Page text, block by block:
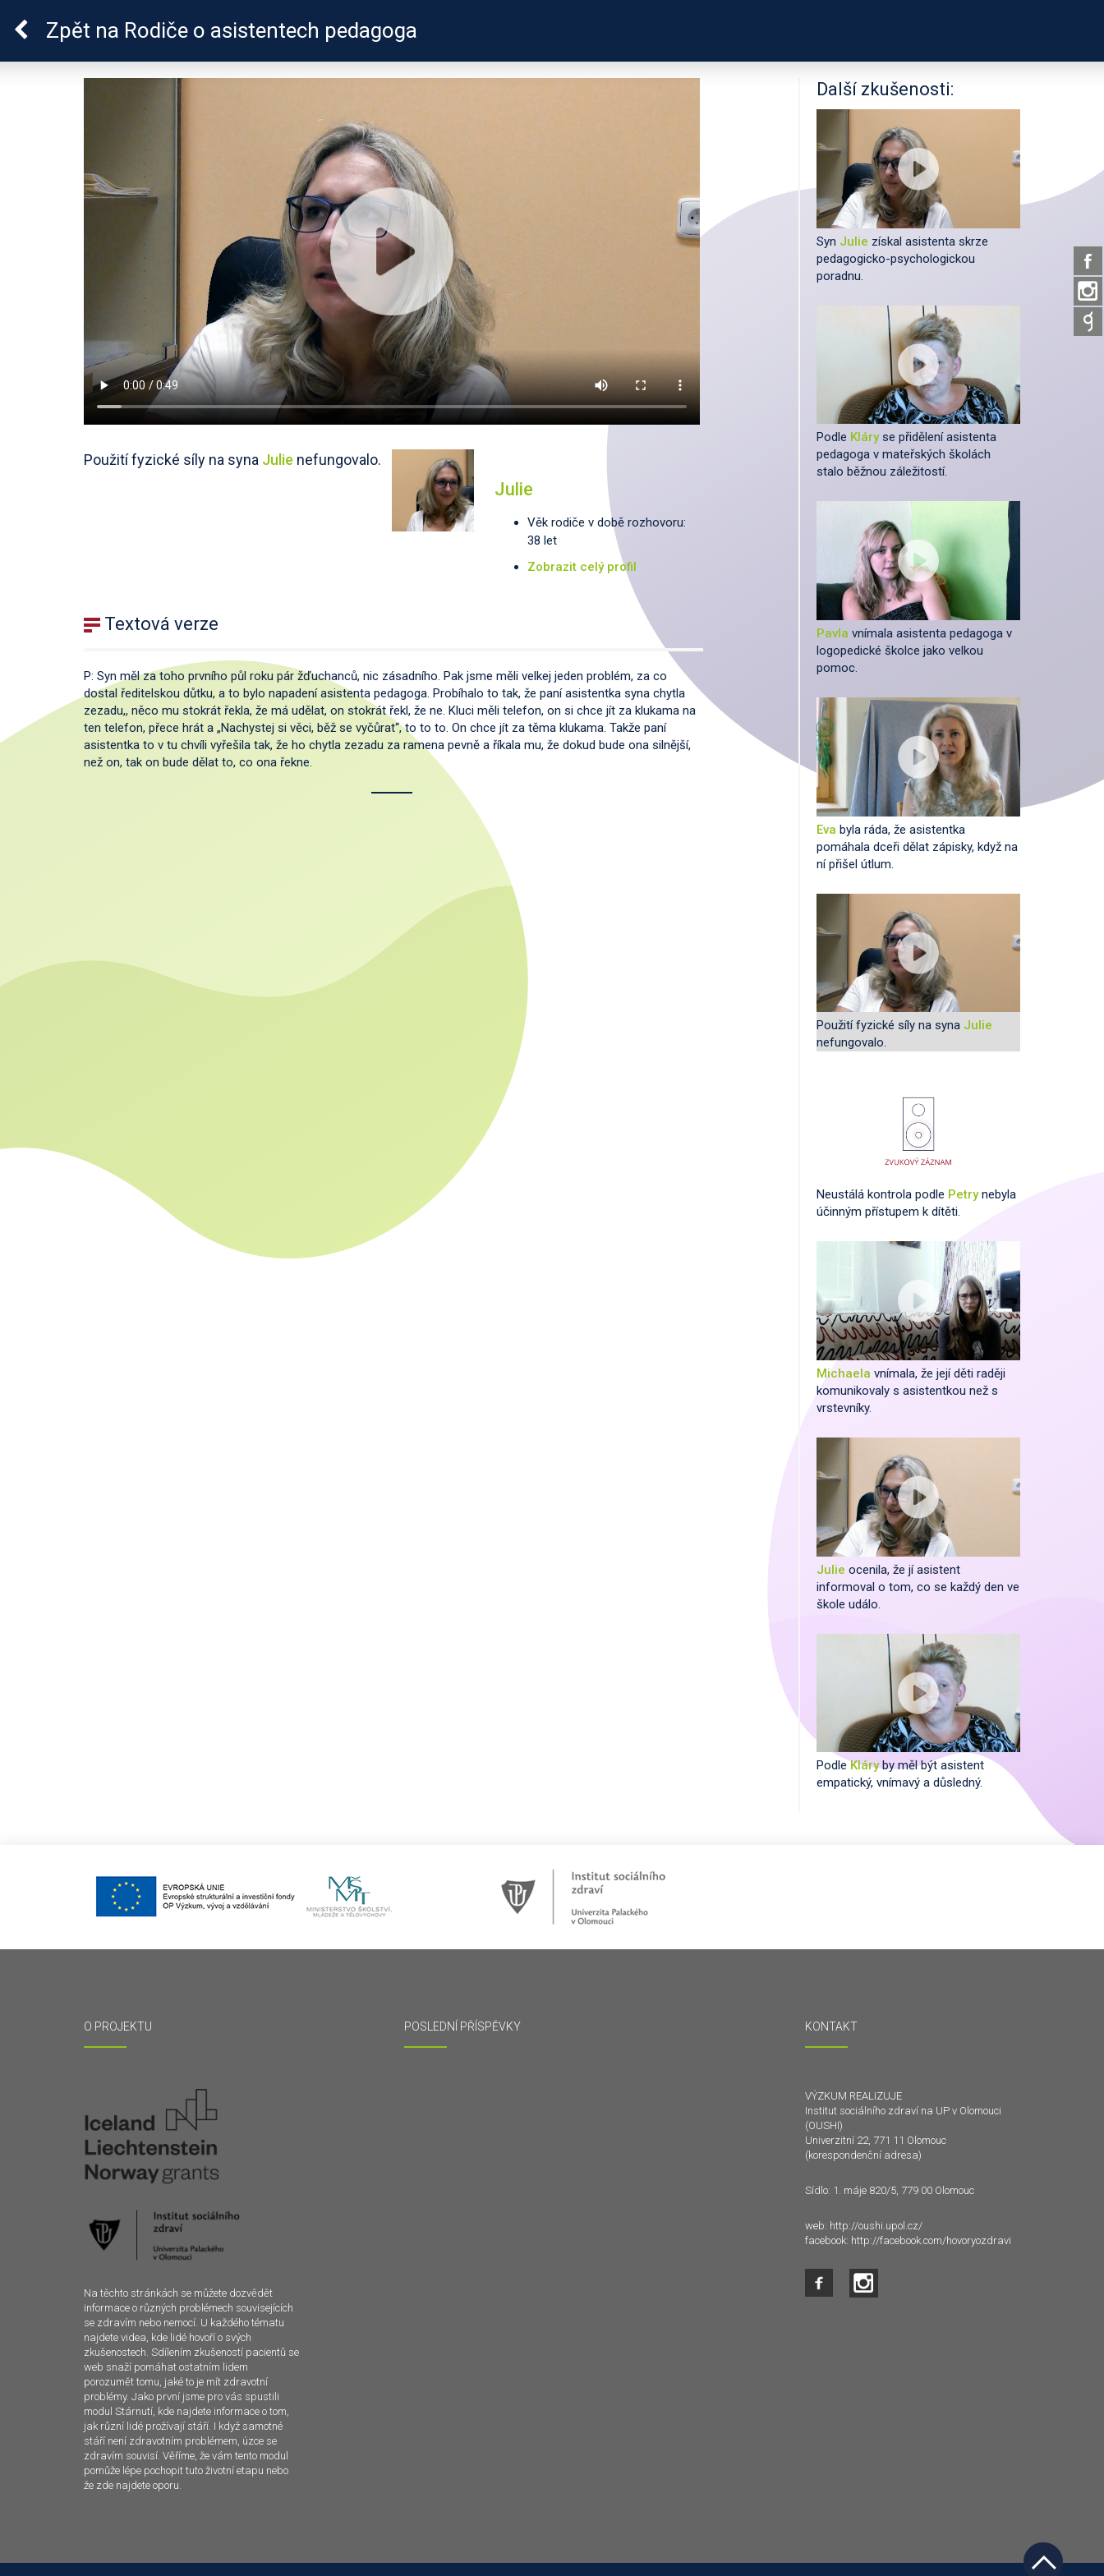
ADHD
Zpět na Rodiče o asistentech pedagoga
Použití fyzické síly na syna Julie nefungovalo.
Julie
Věk rodiče v době rozhovoru:
38 let
Zobrazit celý profil
Textová verze
P: Syn měl za toho prvního půl roku pár žďuchanců, nic zásadního. Pak jsme měli velkej jeden problém, za co
dostal ředitelskou důtku, a to bylo napadení asistenta pedagoga. Probíhalo to tak, že paní asistentka syna chytla
zezadu,, něco mu stokrát řekla, že má udělat, on stokrát řekl, že ne. Kluci měli telefon, on si chce jít za klukama na
ten telefon, přece hrát a „Nachystej si věci, běž se vyčůrat“, to to to. On chce jít za těma klukama. Takže paní
asistentka to v tu chvíli vyřešila tak, že ho chytla zezadu za ramena pevně a říkala mu, že dokud bude ona silnější,
než on, tak on bude dělat to, co ona řekne.
Další zkušenosti:
Syn Julie získal asistenta skrze
pedagogicko-psychologickou
poradnu.
Podle Kláryse přidělení asistenta
pedagoga v mateřských školách
stalo běžnou záležitostí.
Pavla vnímala asistenta pedagoga v
logopedické školce jako velkou
pomoc.
Eva byla ráda, že asistentka
pomáhala dceři dělat zápisky, když na
ní přišel útlum.
Použití fyzické síly na syna Julie
nefungovalo.
Neustálá kontrola podle Petrynebyla
účinným přístupem k dítěti.
Michaela vnímala, že její děti raději
komunikovaly s asistentkou než s
vrstevníky.
Julie ocenila, že jí asistent
informoval o tom, co se každý den ve
škole událo.
PodleKláryby měl být asistent
empatický, vnímavý a důsledný.
O PROJEKTU
Na těchto stránkách se můžete dozvědět
informace o různých problémech souvisejících
se zdravím nebo nemocí. U každého tématu
najdete videa, kde lidé hovoří o svých
zkušenostech. Sdílením zkušeností pacientů se
web snaží pomáhat ostatním lidem
porozumět tomu, jaké to je mít zdravotní
problémy. Jako první jsme pro vás spustili
modul Stárnutí, kde najdete informace o tom,
jak různí lidé prožívají stáří. I když samotné
stáří není zdravotním problémem, úzce se
zdravím souvisí. Věříme, že vám tento modul
pomůže lépe pochopit tuto životní etapu nebo
že zde najdete oporu.
POSLEDNÍ PŘÍSPĚVKY KONTAKT
VÝZKUM REALIZUJE
Institut sociálního zdraví na UP v Olomouci
(OUSHI)
Univerzitní 22, 771 11 Olomouc
(korespondenční adresa)
Sídlo: 1. máje 820/5, 779 00 Olomouc
web: http://oushi.upol.cz/
facebook: http://facebook.com/hovoryozdravi